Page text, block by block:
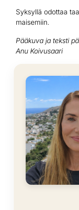
Syksyllä odottaa
maisemiin.
Pääkuva ja teksti
Anu Koivusaari